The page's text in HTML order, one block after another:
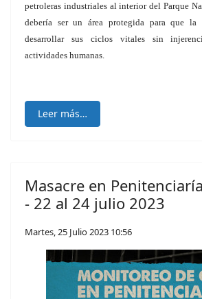
petroleras industriales al interior del Parque
debería ser un área protegida para que
desarrollar sus ciclos vitales sin
actividades humanas.
Leer más…
Masacre en
- 22 al 24 julio 2023
Martes, 25 Julio 2023 10:56